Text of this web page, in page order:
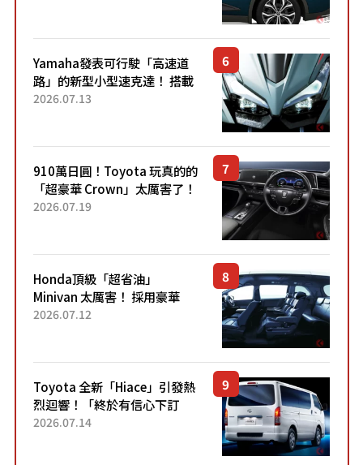
Yamaha發表可行駛「高速道
路」的新型小型速克達！ 搭載
能享受超強勁「渦輪感」的動
2026.07.13
910萬日圓！Toyota 玩真的的
「超豪華 Crown」太厲害了！
採用由「匠人技藝」打造的
2026.07.19
Honda頂級「超省油」
Minivan 太厲害！ 採用豪華
「真皮座椅」與專屬「黑色內
「三...
2026.07.12
Toyota 全新「Hiace」引發熱
烈迴響！「終於有信心下訂
了！」「哪個等級交車最
2026.07.14